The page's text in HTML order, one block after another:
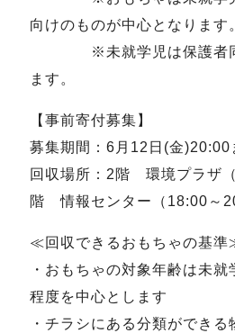
向けのものが中心となります
※未就学児は保護者同
ます。
【事前寄付募集】
募集期間：6月12日(金)20:00
回収場所：2階 環境プラザ
階 情報センター（18:00～
≪回収できるおもちゃの基
・おもちゃの対象年齢は未
程度を中心とします
・チラシにある分類ができ